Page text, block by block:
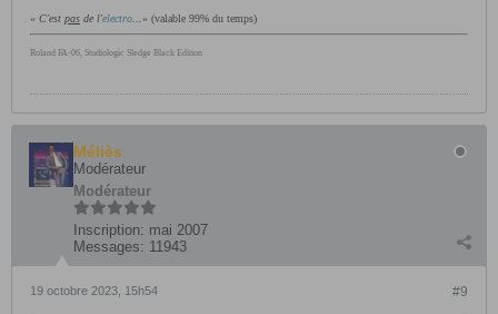
« C'est pas de l'electro » (valable 99% du temps)
Roland FA-06, Studiologic Sledge Black Edition
Méliès
Modérateur
Modérateur
Inscription: mai 2007
Messages: 11943
#9
19 octobre 2023, 15h54